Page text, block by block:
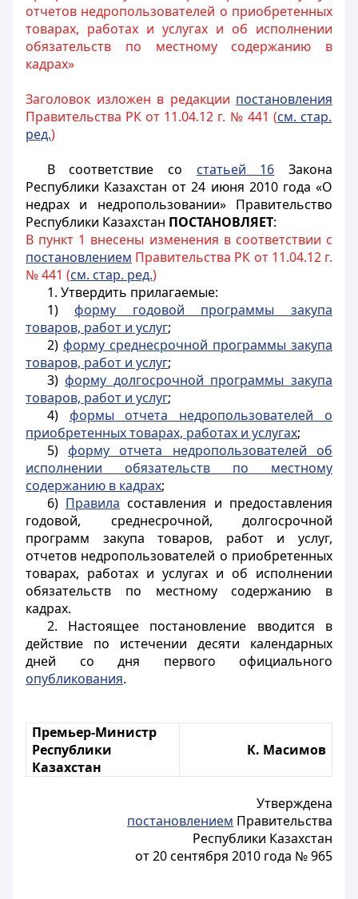
отчетов недропользователей о приобретенных
товарах, работах и услугах и об исполнении
обязательств по местному содержанию в
кадрах»
Заголовок изложен в редакции постановления
Правительства РК от 11.04.12 г. № 441 (см. стар.
ред.)
В соответствие со статьей 16 Закона
Республики Казахстан от 24 июня 2010 года «О
недрах и недропользовании» Правительство
Республики Казахстан ПОСТАНОВЛЯЕТ:
В пункт 1 внесены изменения в соответствии с
постановлением Правительства РК от 11.04.12 г.
№ 441 (см. стар. ред.)
1. Утвердить прилагаемые:
1)форму годовой программы закупа
товаров, работ и услуг;
2) форму среднесрочной программы закупа
товаров, работ и услуг;
3)форму долгосрочной программы закупа
товаров, работ и услуг;
4) формы отчета недропользователей о
приобретенных товарах, работах и услугах;
5) форму отчета недропользователей об
исполнении обязательств по местному
содержанию в кадрах;
6) Правила составления и предоставления
годовой, среднесрочной, долгосрочной
программ закупа товаров, работ и услуг,
отчетов недропользователей о приобретенных
товарах, работах и услугах и об исполнении
обязательств по местному содержанию в
кадрах.
2. Настоящее постановление вводится в
действие по истечении десяти календарных
дней со дня первого официального
опубликования.
Премьер-Министр
Республики
Казахстан
К. Масимов
Утверждена
постановлением Правительства
Республики Казахстан
от 20 сентября 2010 года № 965